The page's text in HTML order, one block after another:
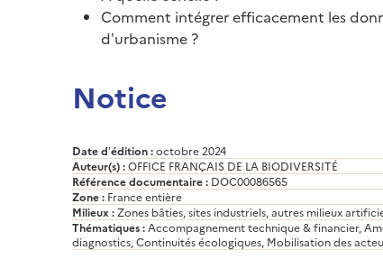
Comment intégrer efficacement les
d’urbanisme ?
Notice
Date d’édition :octobre 2024
Auteur(s) :OFFICE FRANÇAIS DE LA BIODIVERSITÉ
Référence documentaire : DOC00086565
Zone : France entière
Milieux :Zones bâties, sites industriels, autres milieux
Thématiques :Accompagnement technique & financier,
diagnostics, Continuités écologiques, Mobilisation des